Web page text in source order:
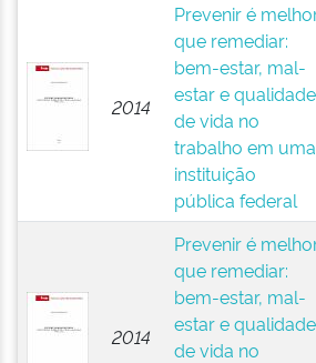
2014
Prevenir é
que remediar:
bem-estar, mal-
estar e qualidade
de vida no
trabalho em uma
instituição
pública federal
2014
Prevenir é
que remediar:
bem-estar, mal-
estar e qualidade
de vida no